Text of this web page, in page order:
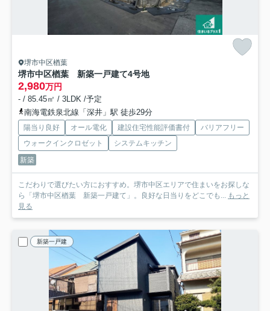
堺市中区楢葉
堺市中区楢葉 新築一戸建て4号地
2,980万円
- / 85.45㎡ / 3LDK /予定
南海電鉄泉北線「深井」駅 徒歩29分
陽当り良好 オール電化 建設住宅性能評価書付
バリアフリー
ウォークインクロゼット
システムキッチン
新築
こだわりで選びたい方におすすめ。堺市中区エリアで住まいをお探しな
ら「堺市中区楢葉 新築一戸建て」。良好な日当りをどこでも...
もっと
見る
新築一戸建